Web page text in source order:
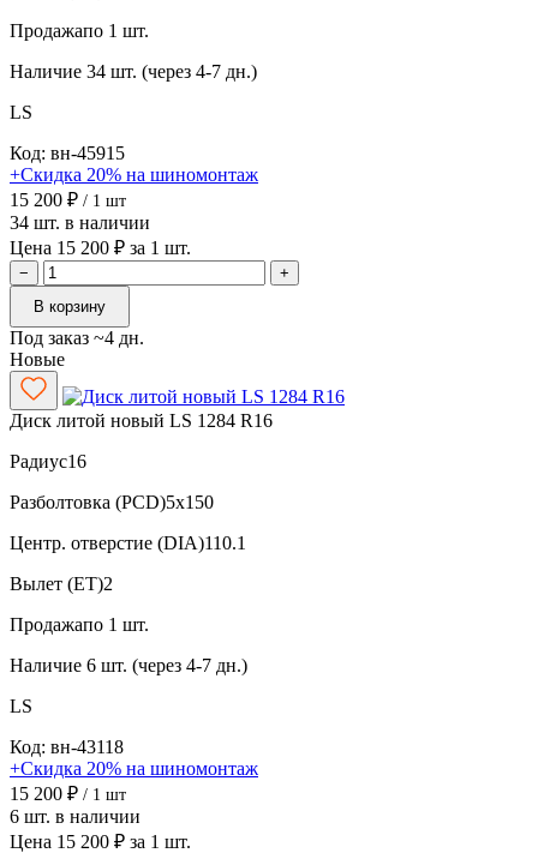
Продажапо 1 шт.
Наличие 34 шт. (через 4-7 дн.)
LS
Код: вн-45915
+Скидка 20% на шиномонтаж
15 200 ₽ / 1 шт
34 шт. в наличии
Цена 15 200 ₽ за 1 шт.
−
+
В корзину
Под заказ ~4 дн.
Новые
Диск литой новый LS 1284 R16
Радиус16
Разболтовка (PCD)5x150
Центр. отверстие (DIA)110.1
Вылет (ET)2
Продажапо 1 шт.
Наличие 6 шт. (через 4-7 дн.)
LS
Код: вн-43118
+Скидка 20% на шиномонтаж
15 200 ₽ / 1 шт
6 шт. в наличии
Цена 15 200 ₽ за 1 шт.